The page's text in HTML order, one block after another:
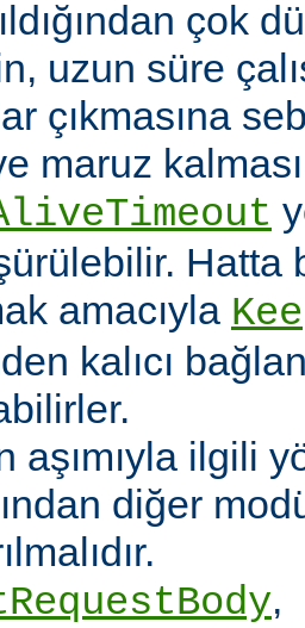
çok
uzun süre
çıkmasına
maruz
Hatta
amacıyla
kalıcı
aşımıyla ilgili
diğer
,